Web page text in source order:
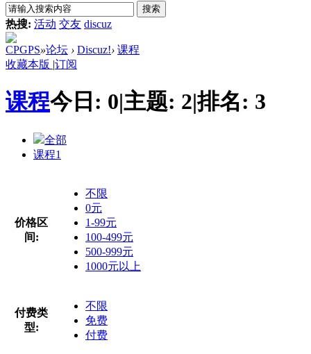
搜索
热搜: 活动 交友 discuz
CPGPS»论坛 › Discuz!› 课程
收藏本版 |订阅
课程今日: 0|主题: 2|排名: 3
全部
课程1
价格区
间:
不限
0元
1-99元
100-499元
500-999元
1000元以上
付费类
型:
不限
免费
付费